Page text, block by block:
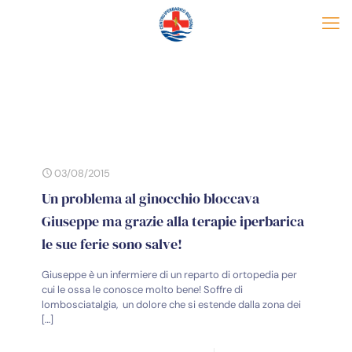
03/08/2015
Un problema al ginocchio bloccava
Giuseppe ma grazie alla terapie iperbarica
le sue ferie sono salve!
Giuseppe è un infermiere di un reparto di ortopedia per
cui le ossa le conosce molto bene! Soffre di
lombosciatalgia, un dolore che si estende dalla zona dei
[…]